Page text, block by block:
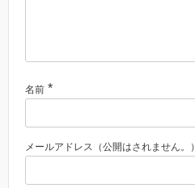
名前 *
メールアドレス（公開はされません。）